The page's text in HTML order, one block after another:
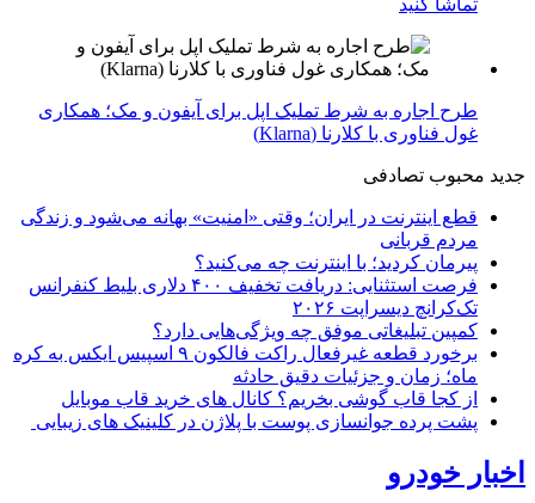
تماشا کنید
طرح اجاره به شرط تملیک اپل برای آیفون و مک؛ همکاری
غول فناوری با کلارنا (Klarna)
جدید محبوب تصادفی
قطع اینترنت در ایران؛ وقتی «امنیت» بهانه می‌شود و زندگی
مردم قربانی
پیرمان کردید؛ با اینترنت چه می‌کنید؟
فرصت استثنایی: دریافت تخفیف ۴۰۰ دلاری بلیط کنفرانس
تک‌کرانچ دیسراپت ۲۰۲۶
کمپین تبلیغاتی موفق چه ویژگی‌هایی دارد؟
برخورد قطعه غیرفعال راکت فالکون ۹ اسپیس ایکس به کره
ماه؛ زمان و جزئیات دقیق حادثه
از کجا قاب گوشی بخریم؟ کانال های خرید قاب موبایل
پشت پرده جوانسازی پوست با پلاژن در کلینیک های زیبایی
اخبار خودرو